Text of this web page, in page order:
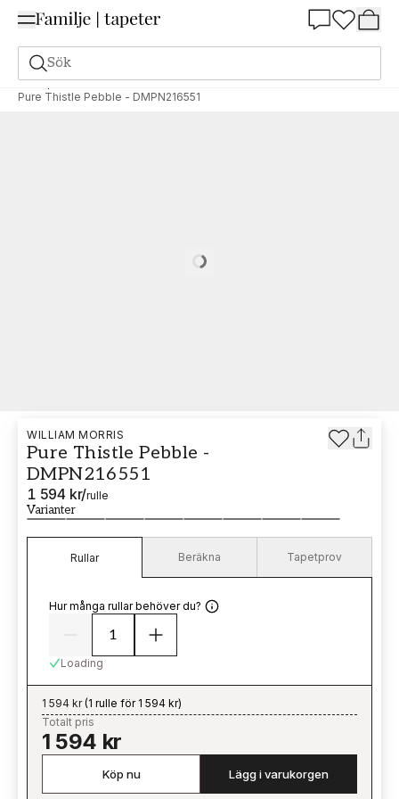
Sök
Tapeter Varumärken Morris & Co Pure Morris North
Pure Thistle Pebble - DMPN216551
Loading…
WILLIAM MORRIS
Pure Thistle Pebble -
DMPN216551
1 594 kr/rulle
Varianter
Rullar Beräkna Tapetprov
Hur många rullar behöver du?
Loading
1 594 kr(1 rulle för 1 594 kr)
Totalt pris
1 594 kr
Köp nu Lägg i varukorgen